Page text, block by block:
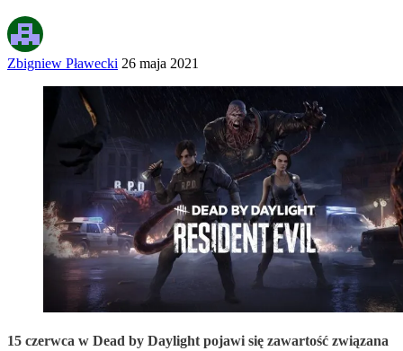
Zbigniew Pławecki 26 maja 2021
15 czerwca w Dead by Daylight pojawi się zawartość związana